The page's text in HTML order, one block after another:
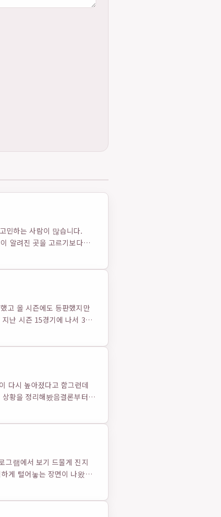
하는 사람이 많습니다.
알려진 곳을 고르기보다
고 올 시즌에도 등판했지만
난 시즌 15경기에 나서 3
다시 높아졌다고 함그런데
황을 정리해봤음결론부터
그램에서 보기 드물게 진지
게 털어놓는 장면이 나왔